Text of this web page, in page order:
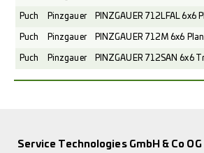
Puch Pinzgauer PINZGAUER 712LFAL 6x6
Puch Pinzgauer PINZGAUER 712M 6x6
Puch Pinzgauer PINZGAUER 712SAN 6x6
Service Technologies GmbH & Co OG